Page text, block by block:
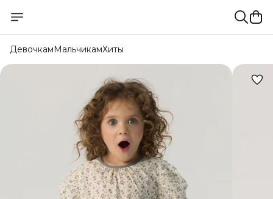
ДевочкамМальчикамХиты